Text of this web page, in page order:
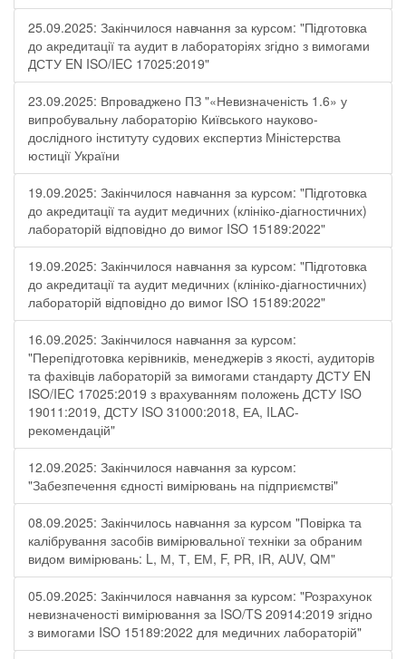
25.09.2025: Закінчилося навчання за курсом: "Підготовка
до акредитації та аудит в лабораторіях згідно з вимогами
ДСТУ EN ISO/IEC 17025:2019"
23.09.2025: Впроваджено ПЗ "«Невизначеність 1.6» у
випробувальну лабораторію Київського науково-
дослідного інституту судових експертиз Міністерства
юстиції України
19.09.2025: Закінчилося навчання за курсом: "Підготовка
до акредитації та аудит медичних (клініко-діагностичних)
лабораторій відповідно до вимог ISO 15189:2022"
19.09.2025: Закінчилося навчання за курсом: "Підготовка
до акредитації та аудит медичних (клініко-діагностичних)
лабораторій відповідно до вимог ISO 15189:2022"
16.09.2025: Закінчилося навчання за курсом:
"Перепідготовка керівників, менеджерів з якості, аудиторів
та фахівців лабораторій за вимогами стандарту ДСТУ EN
ISO/IEC 17025:2019 з врахуванням положень ДСТУ ISO
19011:2019, ДСТУ ISO 31000:2018, ЕА, ILAC-
рекомендацій"
12.09.2025: Закінчилося навчання за курсом:
"Забезпечення єдності вимірювань на підприємстві"
08.09.2025: Закінчилось навчання за курсом "Повірка та
калібрування засобів вимірювальної техніки за обраним
видом вимірювань: L, М, Т, ЕМ, F, РR, ІR, АUV, QМ"
05.09.2025: Закінчилося навчання за курсом: "Розрахунок
невизначеності вимірювання за ISO/TS 20914:2019 згідно
з вимогами ISO 15189:2022 для медичних лабораторій"